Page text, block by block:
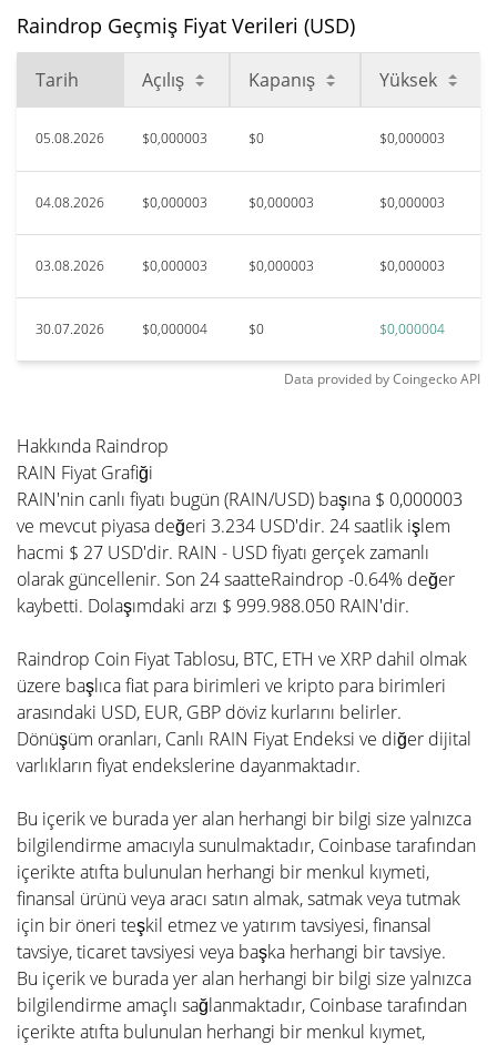
Raindrop Geçmiş Fiyat Verileri (USD)
Tarih Açılış Kapanış Yüksek
05.08.2026 $0,000003 $0 $0,000003
04.08.2026 $0,000003 $0,000003 $0,000003
03.08.2026 $0,000003 $0,000003 $0,000003
30.07.2026 $0,000004 $0 $0,000004
Data provided byCoingeckoAPI
Hakkında Raindrop
RAIN Fiyat Grafiği
RAIN'nin canlı fiyatı bugün (RAIN/USD) başına $ 0,000003
ve mevcut piyasa değeri 3.234 USD'dir. 24 saatlik işlem
hacmi $ 27 USD'dir. RAIN - USD fiyatı gerçek zamanlı
olarak güncellenir. Son 24 saatteRaindrop -0.64% değer
kaybetti. Dolaşımdaki arzı $ 999.988.050 RAIN'dir.
Raindrop Coin Fiyat Tablosu, BTC, ETH ve XRP dahil olmak
üzere başlıca fiat para birimleri ve kripto para birimleri
arasındaki USD, EUR, GBP döviz kurlarını belirler.
Dönüşüm oranları, Canlı RAIN Fiyat Endeksi ve diğer dijital
varlıkların fiyat endekslerine dayanmaktadır.
Bu içerik ve burada yer alan herhangi bir bilgi size yalnızca
bilgilendirme amacıyla sunulmaktadır, Coinbase tarafından
içerikte atıfta bulunulan herhangi bir menkul kıymeti,
finansal ürünü veya aracı satın almak, satmak veya tutmak
için bir öneri teşkil etmez ve yatırım tavsiyesi, finansal
tavsiye, ticaret tavsiyesi veya başka herhangi bir tavsiye.
Bu içerik ve burada yer alan herhangi bir bilgi size yalnızca
bilgilendirme amaçlı sağlanmaktadır, Coinbase tarafından
içerikte atıfta bulunulan herhangi bir menkul kıymet,